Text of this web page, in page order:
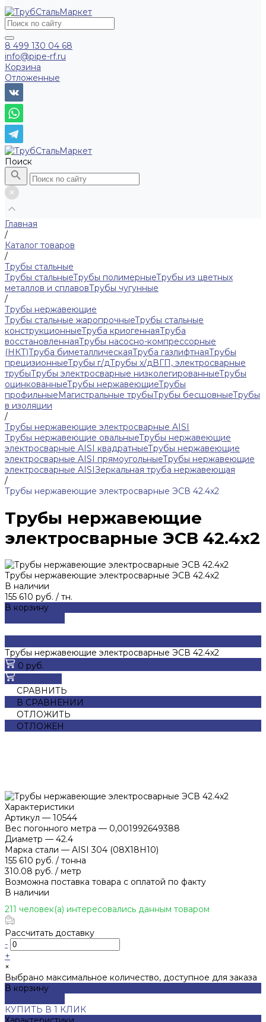
8 499 130 04 68
info@pipe-rf.ru
Корзина
Отложенные
Поиск
Главная
/
Каталог товаров
/
Трубы стальные
Трубы стальныеТрубы полимерныеТрубы из цветных
металлов и сплавовТрубы чугунные
/
Трубы нержавеющие
Трубы стальные жаропрочныеТрубы стальные
конструкционныеТруба криогеннаяТруба
восстановленнаяТрубы насосно-компрессорные
(НКТ)Труба биметаллическаяТруба газлифтнаяТрубы
прецизионныеТрубы г/дТрубы х/дВГП, электросварные
трубыТрубы электросварные низколегированныеТрубы
оцинкованныеТрубы нержавеющиеТрубы
профильныеМагистральные трубыТрубы бесшовныеТрубы
в изоляции
/
Трубы нержавеющие электросварные AISI
Трубы нержавеющие овальныеТрубы нержавеющие
электросварные AISI квадратныеТрубы нержавеющие
электросварные AISI прямоугольныеТрубы нержавеющие
электросварные AISIЗеркальная труба нержавеющая
/
Трубы нержавеющие электросварные ЭСВ 42.4x2
Трубы нержавеющие
электросварные ЭСВ 42.4x2
Трубы нержавеющие электросварные ЭСВ 42.4x2
В наличии
155 610 руб. / тн.
В корзину
Трубы нержавеющие электросварные ЭСВ 42.4x2
0 руб.
СРАВНИТЬ
В СРАВНЕНИИ
ОТЛОЖИТЬ
ОТЛОЖЕН
Характеристики
Артикул — 10544
Вес погонного метра — 0,001992649388
Диаметр — 42.4
Марка стали — AISI 304 (08Х18Н10)
155 610 руб. / тонна
310.08 руб. / метр
Возможна поставка товара с оплатой по факту
В наличии
211 человек(а) интересовались данным товаром
Рассчитать доставку
-
+
×
Выбрано максимальное количество, доступное для заказа
В корзину
КУПИТЬ В 1 КЛИК